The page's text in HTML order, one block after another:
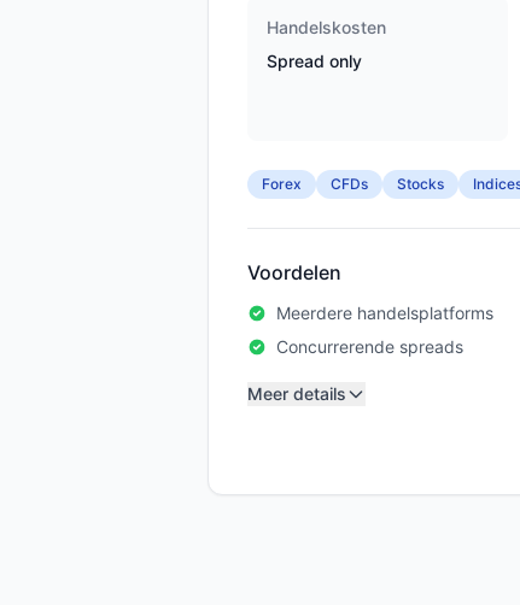
Handelskosten
Spread only
Forex CFDs Stocks
Voordelen
Meerdere handelsplatforms
Concurrerende spreads
Meer details